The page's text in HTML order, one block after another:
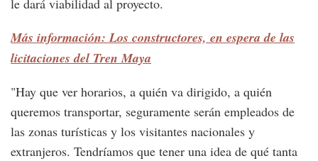
Más información: Los constructores, en espera de las
licitaciones del Tren Maya
"Hay que ver horarios, a quién va dirigido, a quién
queremos transportar, seguramente serán empleados de
las zonas turísticas y los visitantes nacionales y
extranjeros. Tendríamos que tener una idea de qué tanta